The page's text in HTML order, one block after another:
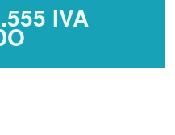
IVA